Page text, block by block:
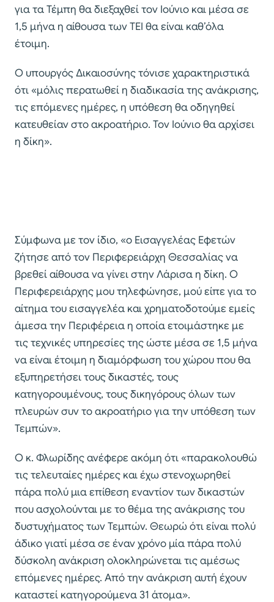
για τα Τέμπη θα διεξαχθεί τον Ιούνιο και μέσα σε
1,5 μήνα η αίθουσα των ΤΕΙ θα είναι καθ’όλα
έτοιμη.
Ο υπουργός Δικαιοσύνης τόνισε χαρακτηριστικά
ότι «μόλις περατωθεί η διαδικασία της ανάκρισης,
τις επόμενες ημέρες, η υπόθεση θα οδηγηθεί
κατευθείαν στο ακροατήριο. Τον Ιούνιο θα αρχίσει
η δίκη».
Σύμφωνα με τον ίδιο, «ο Εισαγγελέας Εφετών
ζήτησε από τον Περιφερειάρχη Θεσσαλίας να
βρεθεί αίθουσα να γίνει στην Λάρισα η δίκη. Ο
Περιφερειάρχης μου τηλεφώνησε, μού είπε για το
αίτημα του εισαγγελέα και χρηματοδοτούμε εμείς
άμεσα την Περιφέρεια η οποία ετοιμάστηκε με
τις τεχνικές υπηρεσίες της ώστε μέσα σε 1,5 μήνα
να είναι έτοιμη η διαμόρφωση του χώρου που θα
εξυπηρετήσει τους δικαστές, τους
κατηγορουμένους, τους δικηγόρους όλων των
πλευρών συν το ακροατήριο για την υπόθεση των
Τεμπών».
Ο κ. Φλωρίδης ανέφερε ακόμη ότι «παρακολουθώ
τις τελευταίες ημέρες και έχω στενοχωρηθεί
πάρα πολύ μια επίθεση εναντίον των δικαστών
που ασχολούνται με το θέμα της ανάκρισης του
δυστυχήματος των Τεμπών. Θεωρώ ότι είναι πολύ
άδικο γιατί μέσα σε έναν χρόνο μία πάρα πολύ
δύσκολη ανάκριση ολοκληρώνεται τις αμέσως
επόμενες ημέρες. Από την ανάκριση αυτή έχουν
καταστεί κατηγορούμενα 31 άτομα».